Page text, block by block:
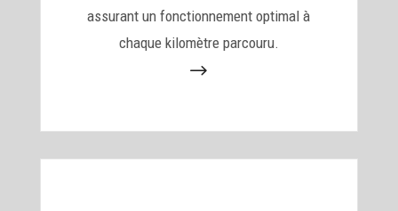
assurant un fonctionnement optimal à
chaque kilomètre parcouru.
$